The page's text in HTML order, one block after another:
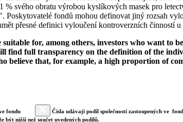
% svého obratu výrobou kyslíkových masek pro
Poskytovatelé fondů mohou definovat jiný rozsah
přesné definici vyloučení kontroverzních činností
suitable for, among others, investors who want
find full transparency on the definition of the
believe that, for example, a high proportion of
fondu
Čísla udávají podíl společností zastoupených ve
být nižší než součet uvedených podílů.